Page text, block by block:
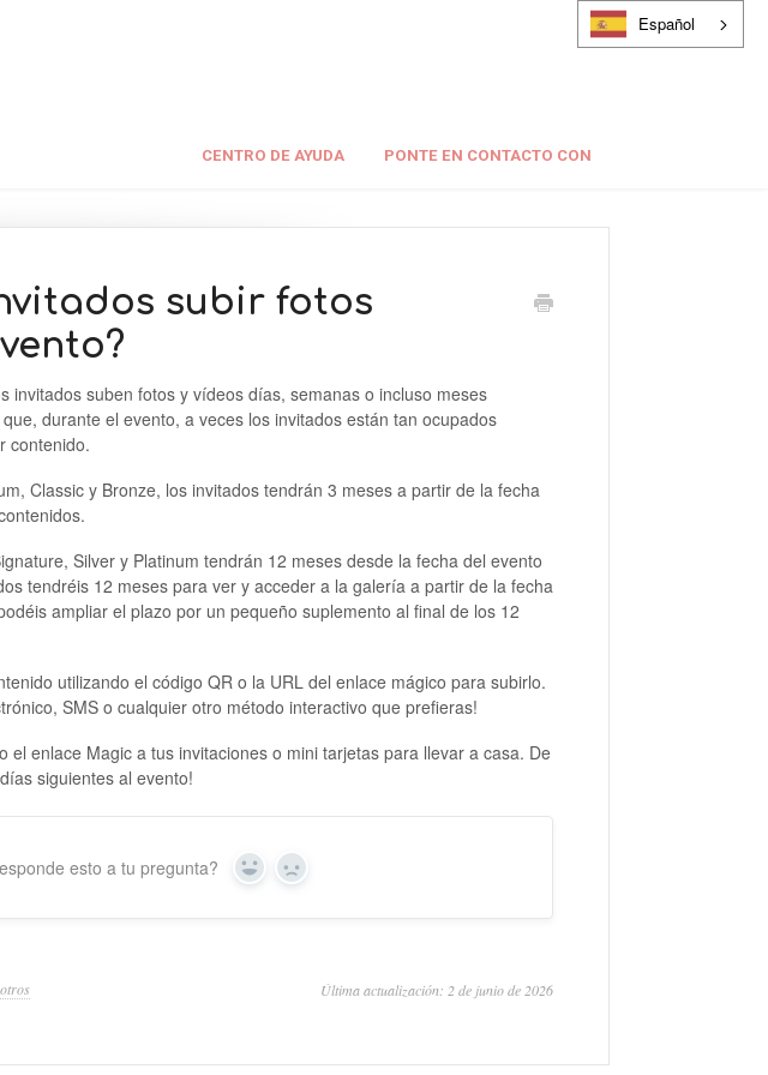
Español
CENTRO DE AYUDA PONTE EN CONTACTO CON
subir fotos
invitados suben fotos y vídeos días, semanas o incluso meses
durante el evento, a veces los invitados están tan ocupados
contenido.
Classic y Bronze, los invitados tendrán 3 meses a partir de la fecha
Silver y Platinum tendrán 12 meses desde la fecha del evento
tendréis 12 meses para ver y acceder a la galería a partir de la fecha
ampliar el plazo por un pequeño suplemento al final de los 12
utilizando el código QR o la URL del enlace mágico para subirlo.
SMS o cualquier otro método interactivo que prefieras!
el enlace Magic a tus invitaciones o mini tarjetas para llevar a casa. De
siguientes al evento!
esto a tu pregunta? Sí No
Última actualización: 2 de junio de 2026